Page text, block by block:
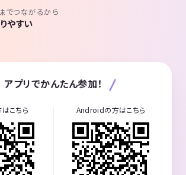
でつながるから
やすい
アプリでかんたん参加！
こちら Androidの方はこちら